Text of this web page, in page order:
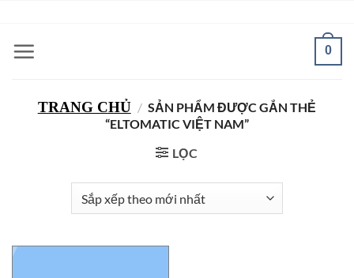
nội
0
TRANG CHỦ / SẢN PHẨM ĐƯỢC GẮN THẺ
“ELTOMATIC VIỆT NAM”
LỌC